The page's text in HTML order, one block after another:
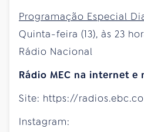
Programação Especial
Quinta-feira (13), às 23
Rádio Nacional
Rádio MEC na internet e
Site: https://
Instagram: